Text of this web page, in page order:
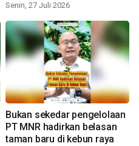
Senin, 27 Juli 2026
Bukan sekedar pengelolaan
PT MNR hadirkan belasan
taman baru di kebun raya